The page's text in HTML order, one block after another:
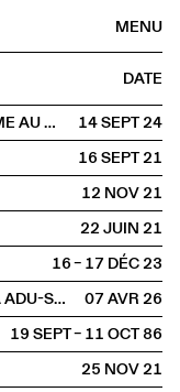
MENU
DATE
UN ÉTRANGER AU VILLAGE : LE RACISME AU MIROIR DE JAMES BALDWIN
14 SEPT2024
16 SEPT2021
12 NOV2021
22 JUIN2021
16 – 17 DÉC2023
RENCONTRE ENTRE AKOSUA VIKTORIA ADU-SANYAH ET JULIE JONES
07 AVR2026
19 SEPT – 11 OCT1986
25 NOV2021